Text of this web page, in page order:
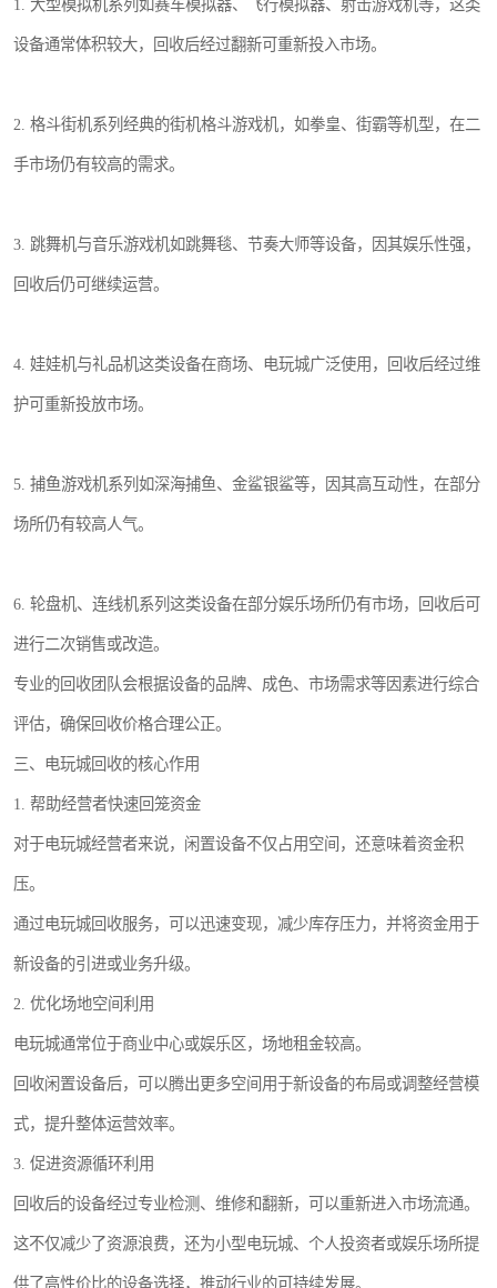
1. 大型模拟机系列如赛车模拟器、飞行模拟器、射击游戏机等，这类
设备通常体积较大，回收后经过翻新可重新投入市场。
2. 格斗街机系列经典的街机格斗游戏机，如拳皇、街霸等机型，在二
手市场仍有较高的需求。
3. 跳舞机与音乐游戏机如跳舞毯、节奏大师等设备，因其娱乐性强，
回收后仍可继续运营。
4. 娃娃机与礼品机这类设备在商场、电玩城广泛使用，回收后经过维
护可重新投放市场。
5. 捕鱼游戏机系列如深海捕鱼、金鲨银鲨等，因其高互动性，在部分
场所仍有较高人气。
6. 轮盘机、连线机系列这类设备在部分娱乐场所仍有市场，回收后可
进行二次销售或改造。
专业的回收团队会根据设备的品牌、成色、市场需求等因素进行综合
评估，确保回收价格合理公正。
三、电玩城回收的核心作用
1. 帮助经营者快速回笼资金
对于电玩城经营者来说，闲置设备不仅占用空间，还意味着资金积
压。
通过电玩城回收服务，可以迅速变现，减少库存压力，并将资金用于
新设备的引进或业务升级。
2. 优化场地空间利用
电玩城通常位于商业中心或娱乐区，场地租金较高。
回收闲置设备后，可以腾出更多空间用于新设备的布局或调整经营模
式，提升整体运营效率。
3. 促进资源循环利用
回收后的设备经过专业检测、维修和翻新，可以重新进入市场流通。
这不仅减少了资源浪费，还为小型电玩城、个人投资者或娱乐场所提
供了高性价比的设备选择，推动行业的可持续发展。